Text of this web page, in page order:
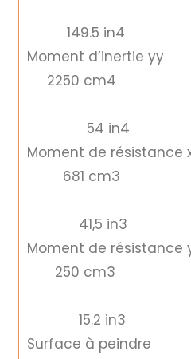
149.5 in4
Moment
2250 cm4
54 in4
Moment de
681 cm3
41,5 in3
Moment de
250 cm3
15.2 in3
Surface à